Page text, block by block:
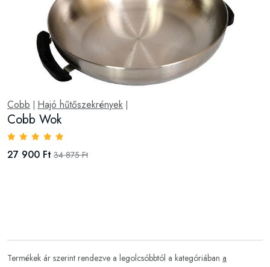
Cobb Hajó hűtőszekrények
Cobb Wok
27 900 Ft 34 875 Ft
Termékek ár szerint rendezve a legolcsóbbtól a kategóriában a